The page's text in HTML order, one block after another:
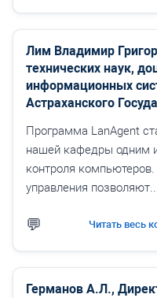
Лим Владимир
технических наук,
информационных
Астраханского
Программа LanAgent
нашей кафедры одним
контроля
управления
Читать весь
Германов А.Л.,